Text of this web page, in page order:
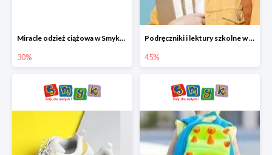
Miracle odzież ciążowa w Smyku co -30%
30%
Podręczniki i lektury szkolne w Smyku do -45%
45%